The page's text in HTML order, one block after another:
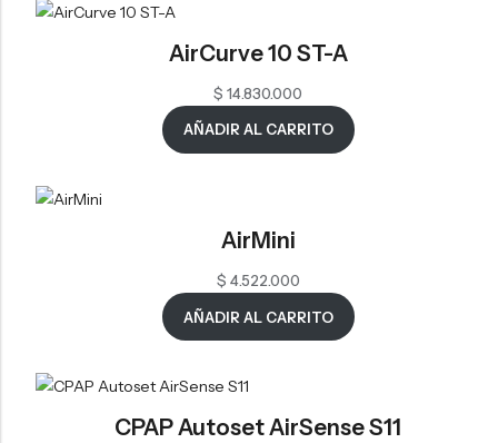
AirCurve 10 ST-A
$ 14.830.000
AÑADIR AL CARRITO
AirMini
$ 4.522.000
AÑADIR AL CARRITO
CPAP Autoset AirSense S11